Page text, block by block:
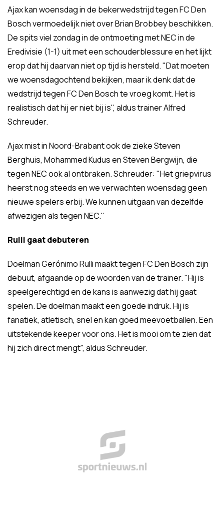
Ajax kan woensdag in de bekerwedstrijd tegen FC Den
Bosch vermoedelijk niet over Brian Brobbey beschikken.
De spits viel zondag in de ontmoeting met NEC in de
Eredivisie (1-1) uit met een schouderblessure en het lijkt
erop dat hij daarvan niet op tijd is hersteld. "Dat moeten
we woensdagochtend bekijken, maar ik denk dat de
wedstrijd tegen FC Den Bosch te vroeg komt. Het is
realistisch dat hij er niet bij is", aldus trainer Alfred
Schreuder.
Ajax mist in Noord-Brabant ook de zieke Steven
Berghuis, Mohammed Kudus en Steven Bergwijn, die
tegen NEC ook al ontbraken. Schreuder: "Het griepvirus
heerst nog steeds en we verwachten woensdag geen
nieuwe spelers erbij. We kunnen uitgaan van dezelfde
afwezigen als tegen NEC."
Rulli gaat debuteren
Doelman Gerónimo Rulli maakt tegen FC Den Bosch zijn
debuut, afgaande op de woorden van de trainer. "Hij is
speelgerechtigd en de kans is aanwezig dat hij gaat
spelen. De doelman maakt een goede indruk. Hij is
fanatiek, atletisch, snel en kan goed meevoetballen. Een
uitstekende keeper voor ons. Het is mooi om te zien dat
hij zich direct mengt", aldus Schreuder.